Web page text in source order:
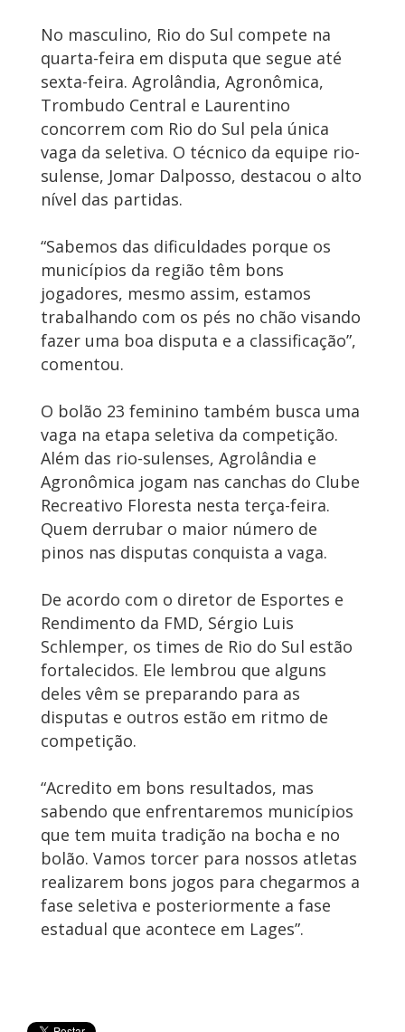
No masculino, Rio do Sul compete na
quarta-feira em disputa que segue até
sexta-feira. Agrolândia, Agronômica,
Trombudo Central e Laurentino
concorrem com Rio do Sul pela única
vaga da seletiva. O técnico da equipe rio-
sulense, Jomar Dalposso, destacou o alto
nível das partidas.
“Sabemos das dificuldades porque os
municípios da região têm bons
jogadores, mesmo assim, estamos
trabalhando com os pés no chão visando
fazer uma boa disputa e a classificação”,
comentou.
O bolão 23 feminino também busca uma
vaga na etapa seletiva da competição.
Além das rio-sulenses, Agrolândia e
Agronômica jogam nas canchas do Clube
Recreativo Floresta nesta terça-feira.
Quem derrubar o maior número de
pinos nas disputas conquista a vaga.
De acordo com o diretor de Esportes e
Rendimento da FMD, Sérgio Luis
Schlemper, os times de Rio do Sul estão
fortalecidos. Ele lembrou que alguns
deles vêm se preparando para as
disputas e outros estão em ritmo de
competição.
“Acredito em bons resultados, mas
sabendo que enfrentaremos municípios
que tem muita tradição na bocha e no
bolão. Vamos torcer para nossos atletas
realizarem bons jogos para chegarmos a
fase seletiva e posteriormente a fase
estadual que acontece em Lages”.